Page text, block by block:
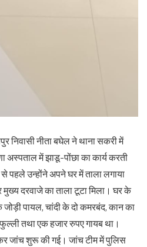
निवासी नीता बघेल ने थाना सकरी में
अस्पताल में झाडू-पोंछा का कार्य करती
पहले उन्होंने अपने घर में ताला लगाया
दरवाजे का ताला टूटा मिला। घर के
पायल, चांदी के दो कमरबंद, कान का
तथा एक हजार रुपए गायब था।
जांच शुरू की गई। जांच टीम में पुलिस